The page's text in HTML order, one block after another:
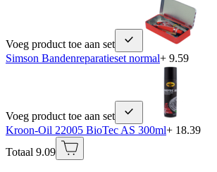
Voeg product toe aan set
Simson Bandenreparatieset normal+ 9.59
Voeg product toe aan set
Kroon-Oil 22005 BioTec AS 300ml+ 18.39
Totaal 9.09